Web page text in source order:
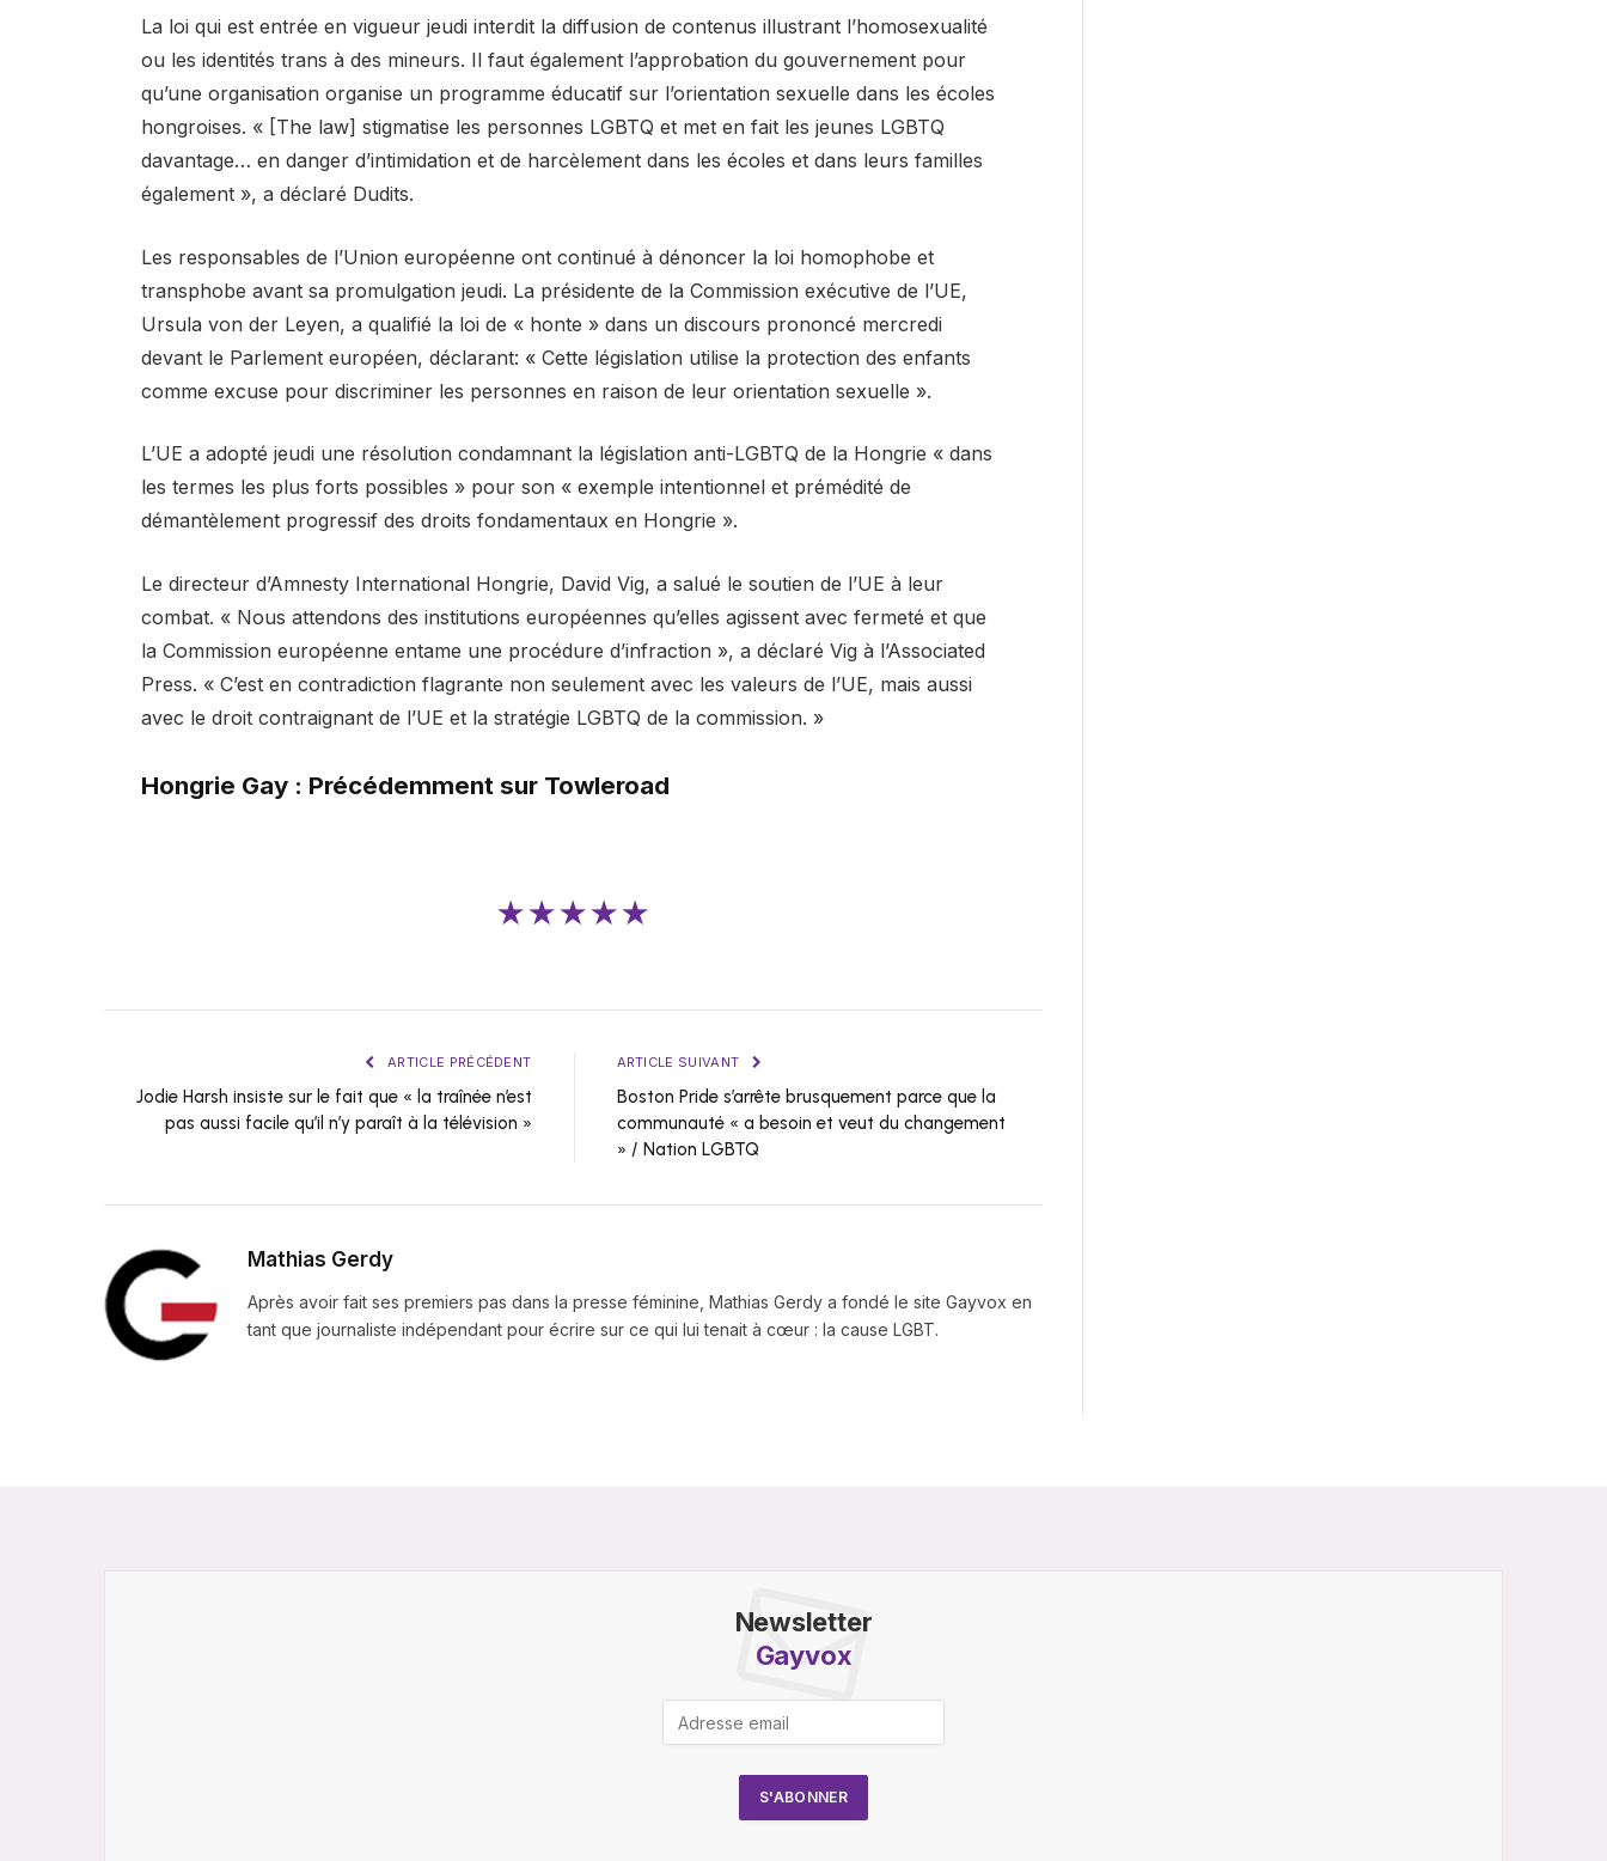
La loi qui est entrée en vigueur jeudi interdit la diffusion de contenus illustrant l’homosexualité
ou les identités trans à des mineurs. Il faut également l’approbation du gouvernement pour
qu’une organisation organise un programme éducatif sur l’orientation sexuelle dans les écoles
hongroises. « [The law] stigmatise les personnes LGBTQ et met en fait les jeunes LGBTQ
davantage… en danger d’intimidation et de harcèlement dans les écoles et dans leurs familles
également », a déclaré Dudits.
Les responsables de l’Union européenne ont continué à dénoncer la loi homophobe et
transphobe avant sa promulgation jeudi. La présidente de la Commission exécutive de l’UE,
Ursula von der Leyen, a qualifié la loi de « honte » dans un discours prononcé mercredi
devant le Parlement européen, déclarant: « Cette législation utilise la protection des enfants
comme excuse pour discriminer les personnes en raison de leur orientation sexuelle ».
L’UE a adopté jeudi une résolution condamnant la législation anti-LGBTQ de la Hongrie « dans
les termes les plus forts possibles » pour son « exemple intentionnel et prémédité de
démantèlement progressif des droits fondamentaux en Hongrie ».
Le directeur d’Amnesty International Hongrie, David Vig, a salué le soutien de l’UE à leur
combat. « Nous attendons des institutions européennes qu’elles agissent avec fermeté et que
la Commission européenne entame une procédure d’infraction », a déclaré Vig à l’Associated
Press. « C’est en contradiction flagrante non seulement avec les valeurs de l’UE, mais aussi
avec le droit contraignant de l’UE et la stratégie LGBTQ de la commission. »
Hongrie Gay : Précédemment sur Towleroad
★★★★★
ARTICLE PRÉCÉDENT
Jodie Harsh insiste sur le fait que « la traînée n’est
pas aussi facile qu’il n’y paraît à la télévision »
ARTICLE SUIVANT
Boston Pride s’arrête brusquement parce que la
communauté « a besoin et veut du changement
» / Nation LGBTQ
Mathias Gerdy
Après avoir fait ses premiers pas dans la presse féminine, Mathias Gerdy a fondé le site Gayvox en
tant que journaliste indépendant pour écrire sur ce qui lui tenait à cœur : la cause LGBT.
Newsletter
Gayvox